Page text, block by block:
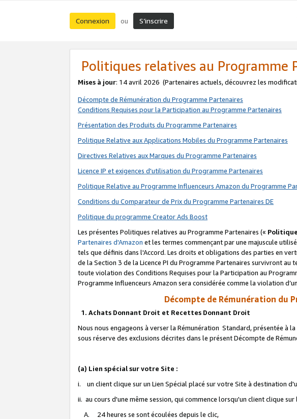
Connexion ou S’inscrire
Politiques relatives au Programme
Mises à jour: 14 avril 2026 (Partenaires actuels, découvrez les
Décompte de Rémunération du Programme Partenaires
Conditions Requises pour la Participation au Programme Partenaires
Présentation des Produits du Programme Partenaires
Politique Relative aux Applications Mobiles du Programme Partenaires
Directives Relatives aux Marques du Programme Partenaires
Licence IP et exigences d'utilisation du Programme Partenaires
Politique Relative au Programme Influenceurs Amazon du Programme
Conditions du Comparateur de Prix du Programme Partenaires DE
Politique du programme Creator Ads Boost
Les présentes Politiques relatives au Programme Partenaires («
Partenaires d'Amazon et les termes commençant par une majuscule
tels que définis dans l'Accord. Les droits et obligations des parties en
de la Section 3 de la Licence PI du Programme Partenaires survivront
toute violation des Conditions Requises pour la Participation au
Programme Influenceurs Amazon sera considérée comme la violation
Décompte de Rémunération du
1. Achats Donnant Droit et Recettes Donnant Droit
Nous nous engageons à verser la Rémunération Standard, présentée à
sous réserve des exclusions décrites dans le présent Décompte de
(a) Lien spécial sur votre Site :
i. un client clique sur un Lien Spécial placé sur votre Site à destination
ii. au cours d'une même session, qui commence lorsqu'un client clique
A. 24 heures se sont écoulées depuis le clic,